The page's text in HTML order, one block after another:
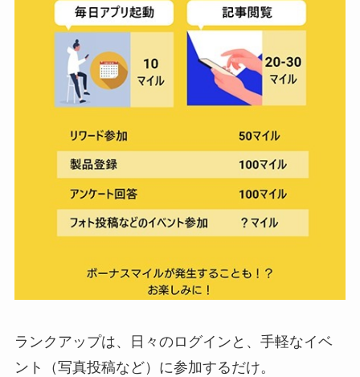
ランクアップは、日々のログインと、手軽なイベ
ント（写真投稿など）に参加するだけ。